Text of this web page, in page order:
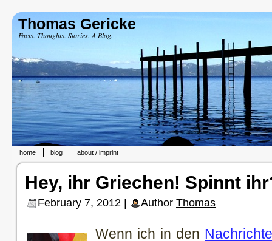
Thomas Gericke
Facts. Thoughts. Stories. A Blog.
home blog about / imprint
Hey, ihr Griechen! Spinnt
February 7, 2012 | Author Thomas
Wenn ich in den